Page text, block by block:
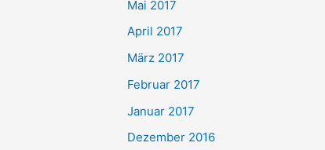
Mai 2017
April 2017
März 2017
Februar 2017
Januar 2017
Dezember 2016